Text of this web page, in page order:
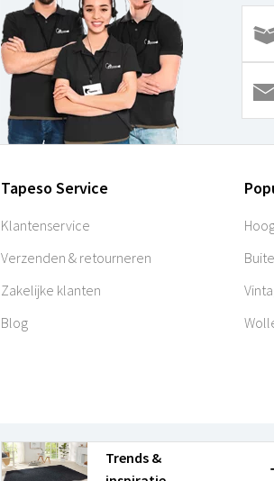
Tapeso Service
Klantenservice
Verzenden & retourneren
Zakelijke klanten
Blog
Trends &